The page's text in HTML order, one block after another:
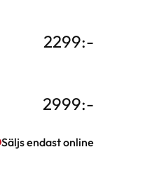
2299:-
2999:-
Säljs endast online